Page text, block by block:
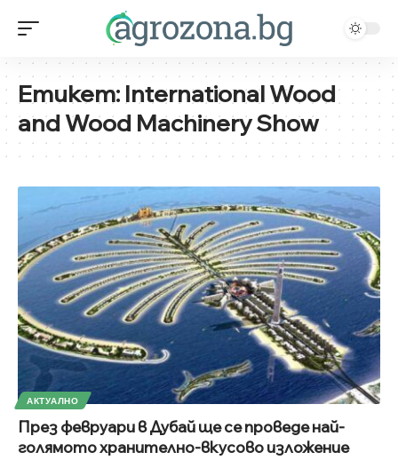
Етикет:International Wood
and Wood Machinery Show
АКТУАЛНО
През февруари в Дубай ще се проведе най-
голямото хранително-вкусово изложение